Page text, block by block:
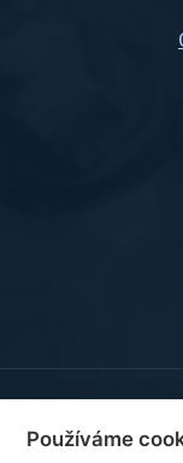
©
Používáme